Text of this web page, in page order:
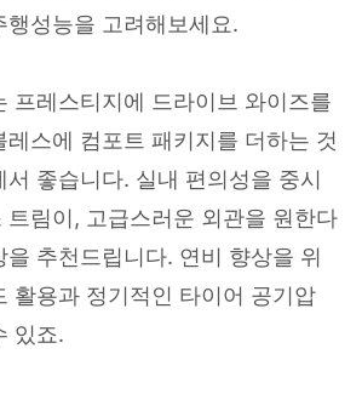
행성능을 고려해보세요.
프레스티지에 드라이브 와이즈를
레스에 컴포트 패키지를 더하는 것
서 좋습니다. 실내 편의성을 중시
트림이, 고급스러운 외관을 원한다
을 추천드립니다. 연비 향상을 위
활용과 정기적인 타이어 공기압
있죠.